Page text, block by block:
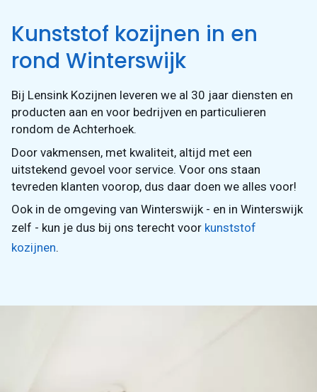
Kunststof kozijnen in en
rond Winterswijk
Bij Lensink Kozijnen leveren we al 30 jaar diensten en
producten aan en voor bedrijven en particulieren
rondom de Achterhoek.
Door vakmensen, met kwaliteit, altijd met een
uitstekend gevoel voor service. Voor ons staan
tevreden klanten voorop, dus daar doen we alles voor!
Ook in de omgeving van Winterswijk - en in Winterswijk
zelf - kun je dus bij ons terecht voor kunststof
kozijnen.